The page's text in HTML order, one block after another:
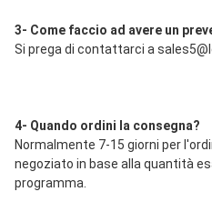
3- Come faccio ad avere un
Si prega di contattarci a
4- Quando ordini la consegna?
Normalmente 7-15 giorni per
negoziato in base alla quantità
programma.